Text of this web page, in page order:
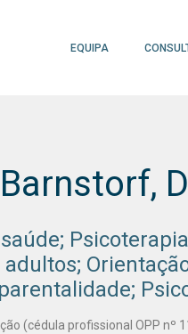
EQUIPA
(cédula profissional OPP nº